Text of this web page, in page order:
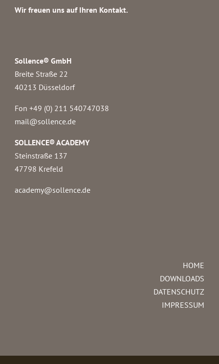
Wir freuen uns auf Ihren Kontakt.
Sollence® GmbH
Breite Straße 22
40213 Düsseldorf
Fon +49 (0) 211 540747038‬
mail@sollence.de
SOLLENCE® ACADEMY
Steinstraße 137
47798 Krefeld
academy@sollence.de
HOME
DOWNLOADS
DATENSCHUTZ
IMPRESSUM